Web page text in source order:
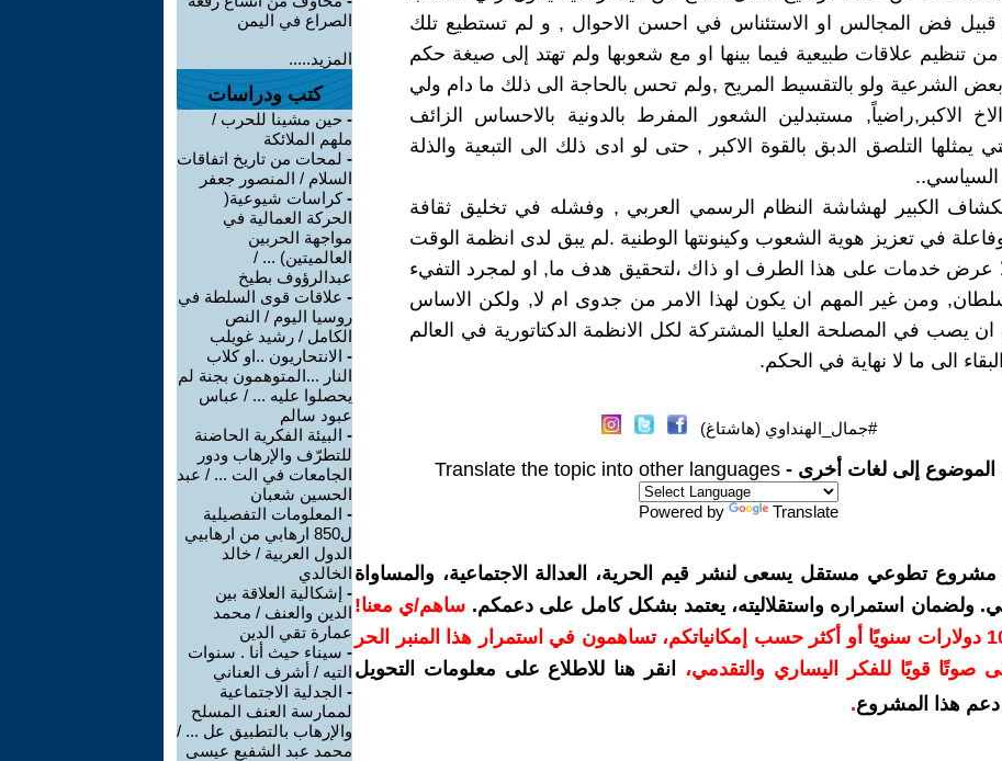
قبيل فض المجالس او الاستئناس في احسن الاحوال , و لم تستطيع تلك
من تنظيم علاقات طبيعية فيما بينها او مع شعوبها ولم تهتد إلى صيغة حكم
الشرعية ولو بالتقسيط المريح ,ولم تحس بالحاجة الى ذلك ما دام ولي
الاكبر,راضياً, مستبدلين الشعور المفرط بالدونية بالاحساس الزائف
يمثلها التلصق الدبق بالقوة الاكبر , حتى لو ادى ذلك الى التبعية والذلة
السياسي..
الكبير لهشاشة النظام الرسمي العربي , وفشله في تخليق ثقافة
في تعزيز هوية الشعوب وكينونتها الوطنية .لم يبق لدى انظمة الوقت
الا عرض خدمات على هذا الطرف او ذاك ،لتحقيق هدف ما, او لمجرد التفيء
ومن غير المهم ان يكون لهذا الامر من جدوى ام لا, ولكن الاساس
ان يصب في المصلحة العليا المشتركة لكل الانظمة الدكتاتورية في العالم
الى ما لا نهاية في الحكم.
#جمال_الهنداوي (هاشتاغ)
الموضوع إلى لغات أخرى - Translate the topic into other languages
Powered by Translate
مشروع تطوعي مستقل يسعى لنشر قيم الحرية، العدالة الاجتماعية، والمساواة
ولضمان استمراره واستقلاليته، يعتمد بشكل كامل على دعمكم. ساهم/ي معنا!
بدعمكم بمبلغ 10 دولارات سنويًا أو أكثر حسب إمكانياتكم، تساهمون في استمرار هذا المنبر الحر
صوتًا قويًا للفكر اليساري والتقدمي،
انقر هنا للاطلاع على معلومات التحويل
هذا المشروع.
الصراع في اليمن
المزيد.....
كتب ودراسات
- حين مشينا للحرب /
ملهم الملائكة
- لمحات من تاريخ اتفاقات
السلام / المنصور جعفر
-كراسات شيوعية(
الحركة العمالية في
مواجهة الحربين
العالميتين) ... /
عبدالرؤوف بطيخ
- علاقات قوى السلطة في
روسيا اليوم / النص
الكامل / رشيد غويلب
- الانتحاريون ..او كلاب
النار ...المتوهمون بجنة لم
يحصلوا عليه ... / عباس
عبود سالم
- البيئة الفكرية الحاضنة
للتطرّف والإرهاب ودور
الجامعات في الت ... / عبد
الحسين شعبان
- المعلومات التفصيلية
ل850 ارهابي من ارهابيي
الدول العربية / خالد
الخالدي
- إشكالية العلاقة بين
الدين والعنف / محمد
عمارة تقي الدين
- سيناء حيث أنا . سنوات
التيه / أشرف العناني
- الجدلية الاجتماعية
لممارسة العنف المسلح
والإرهاب بالتطبيق عل ... /
محمد عبد الشفيع عيسى